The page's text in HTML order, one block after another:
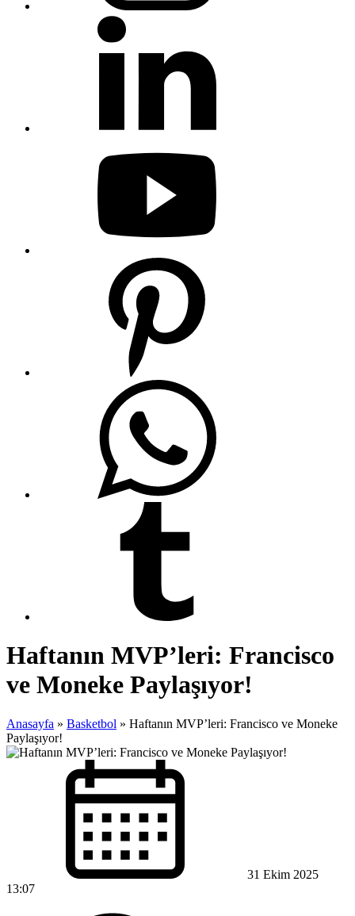
Haftanın MVP’leri: Francisco
ve Moneke Paylaşıyor!
Anasayfa » Basketbol » Haftanın MVP’leri: Francisco ve Moneke
Paylaşıyor!
31 Ekim 2025
13:07